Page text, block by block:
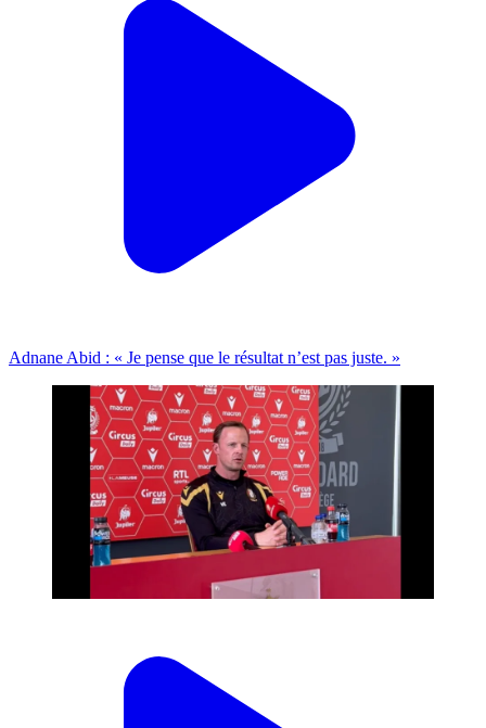
Adnane Abid : « Je pense que le résultat n’est pas juste. »